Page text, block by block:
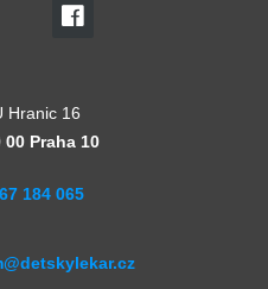
Hranic 16
00 Praha 10
184 065